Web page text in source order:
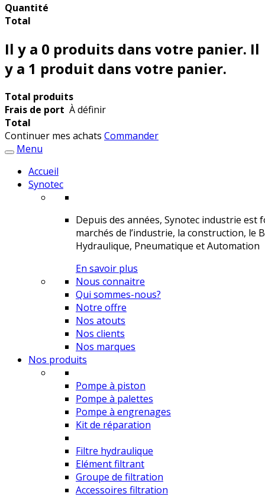
Quantité
Total
Il y a 0 produits dans votre panier. Il
y a 1 produit dans votre panier.
Total produits
Frais de port À définir
Total
Continuer mes achats Commander
Menu
Accueil
Synotec
Depuis des années, Synotec industrie
marchés de l’industrie, la construction, le
Hydraulique, Pneumatique et Automation
En savoir plus
Nous connaitre
Qui sommes-nous?
Notre offre
Nos atouts
Nos clients
Nos marques
Nos produits
Pompe à piston
Pompe à palettes
Pompe à engrenages
Kit de réparation
Filtre hydraulique
Elément filtrant
Groupe de filtration
Accessoires filtration